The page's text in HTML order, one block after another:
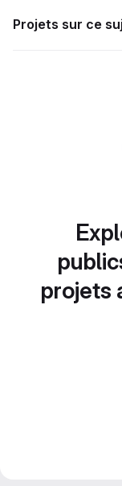
Projets sur ce
projets